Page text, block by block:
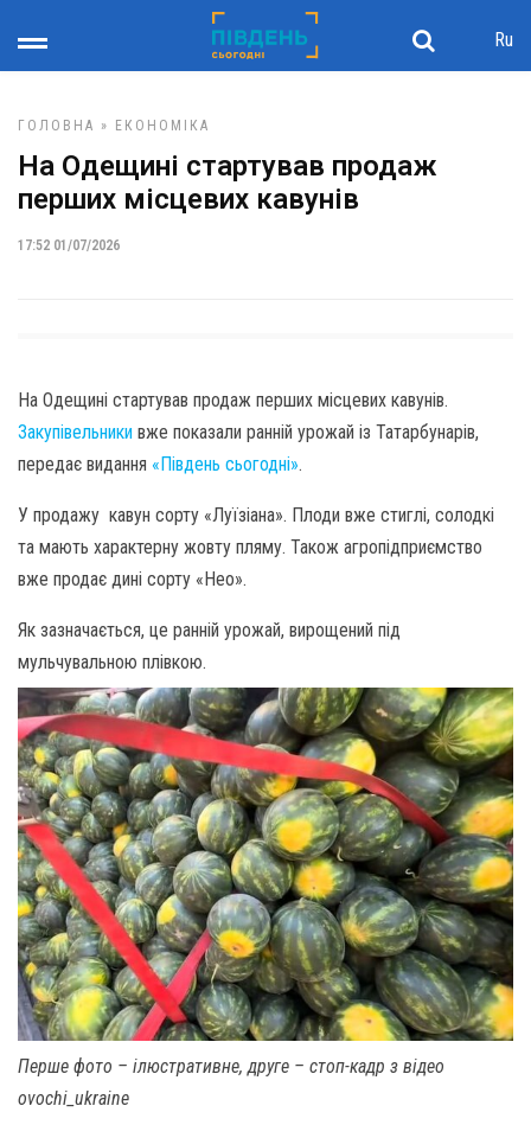
Ru
ГОЛОВНА » ЕКОНОМІКА
На Одещині стартував продаж
перших місцевих кавунів
17:52 01/07/2026
На Одещині стартував продаж перших місцевих кавунів.
Закупівельники вже показали ранній урожай із Татарбунарів,
передає видання «Південь сьогодні».
У продажу кавун сорту «Луїзіана». Плоди вже стиглі, солодкі
та мають характерну жовту пляму. Також агропідприємство
вже продає дині сорту «Нео».
Як зазначається, це ранній урожай, вирощений під
мульчувальною плівкою.
Перше фото – ілюстративне, друге – стоп-кадр з відео
ovochi_ukraine